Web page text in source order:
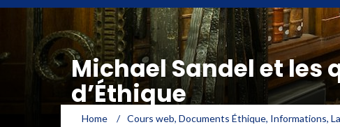
Michael Sandel et
d’Éthique
Home / Cours web, Documents Éthique, Informations,